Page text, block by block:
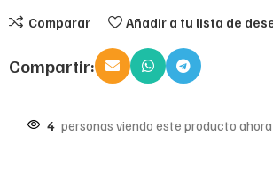
Comparar Añadir a tu lista de
Compartir:
4 personas viendo este producto